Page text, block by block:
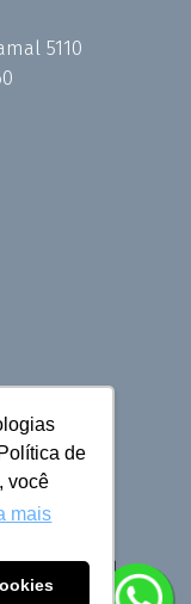
de
você
mais
5110
Cruzeiro do Sul